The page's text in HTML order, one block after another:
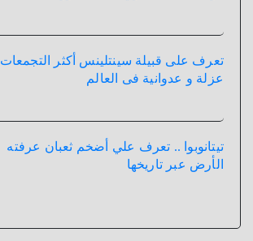
تعرف على قبيلة سينتلينس أكثر التجمعات
عزلة و عدوانية فى العالم
تيتانوبوا .. تعرف علي أضخم ثعبان عرفته
الأرض عبر تاريخها